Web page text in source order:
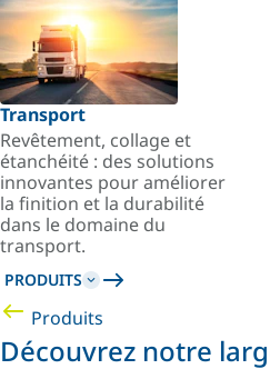
Transport
Revêtement, collage et
étanchéité : des solutions
innovantes pour améliorer
la finition et la durabilité
dans le domaine du
transport.
PRODUITS
Produits
Découvrez notre